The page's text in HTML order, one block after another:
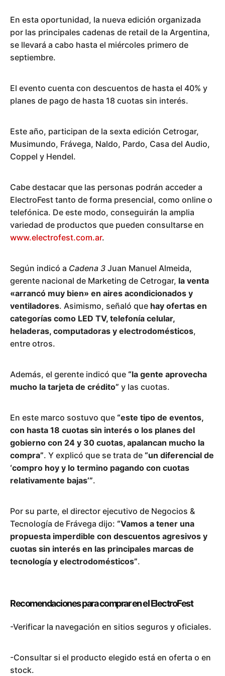
En esta oportunidad, la nueva edición organizada
por las principales cadenas de retail de la Argentina,
se llevará a cabo hasta el miércoles primero de
septiembre.
El evento cuenta con descuentos de hasta el 40% y
planes de pago de hasta 18 cuotas sin interés.
Este año, participan de la sexta edición Cetrogar,
Musimundo, Frávega, Naldo, Pardo, Casa del Audio,
Coppel y Hendel.
Cabe destacar que las personas podrán acceder a
ElectroFest tanto de forma presencial, como online o
telefónica. De este modo, conseguirán la amplia
variedad de productos que pueden consultarse en
www.electrofest.com.ar.
Según indicó a Cadena 3 Juan Manuel Almeida,
gerente nacional de Marketing de Cetrogar, la venta
«arrancó muy bien» en aires acondicionados y
ventiladores. Asimismo, señaló que hay ofertas en
categorías como LED TV, telefonía celular,
heladeras, computadoras y electrodomésticos,
entre otros.
Además, el gerente indicó que “la gente aprovecha
mucho la tarjeta de crédito” y las cuotas.
En este marco sostuvo que “este tipo de eventos,
con hasta 18 cuotas sin interés o los planes del
gobierno con 24 y 30 cuotas, apalancan mucho la
compra”. Y explicó que se trata de “un diferencial de
‘compro hoy y lo termino pagando con cuotas
relativamente bajas’”.
Por su parte, el director ejecutivo de Negocios &
Tecnología de Frávega dijo: “Vamos a tener una
propuesta imperdible con descuentos agresivos y
cuotas sin interés en las principales marcas de
tecnología y electrodomésticos”.
Recomendaciones para comprar en el ElectroFest
-Verificar la navegación en sitios seguros y oficiales.
-Consultar si el producto elegido está en oferta o en
stock.